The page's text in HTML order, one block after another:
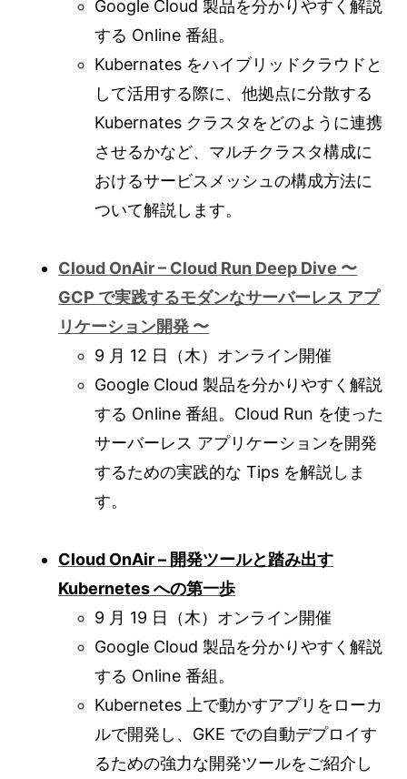
Google Cloud 製品を分かりやすく解説
する Online 番組。
Kubernates をハイブリッドクラウドと
して活用する際に、他拠点に分散する
Kubernates クラスタをどのように連携
させるかなど、マルチクラスタ構成に
おけるサービスメッシュの構成方法に
ついて解説します。
Cloud OnAir – Cloud Run Deep Dive 〜
GCP で実践するモダンなサーバーレス アプ
リケーション開発 〜
9 月 12 日（木）オンライン開催
Google Cloud 製品を分かりやすく解説
する Online 番組。Cloud Run を使った
サーバーレス アプリケーションを開発
するための実践的な Tips を解説しま
す。
Cloud OnAir – 開発ツールと踏み出す
Kubernetes への第一歩
9 月 19 日（木）オンライン開催
Google Cloud 製品を分かりやすく解説
する Online 番組。
Kubernetes 上で動かすアプリをローカ
ルで開発し、GKE での自動デプロイす
るための強力な開発ツールをご紹介し